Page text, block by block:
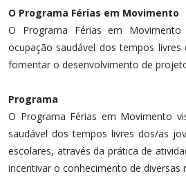
O Programa Férias em Movimento
O Programa Férias em
ocupação saudável dos tempos
fomentar o desenvolvimento de
Programa
O Programa Férias em Movimento
saudável dos tempos livres dos/as
escolares, através da prática de
incentivar o conhecimento de diversas